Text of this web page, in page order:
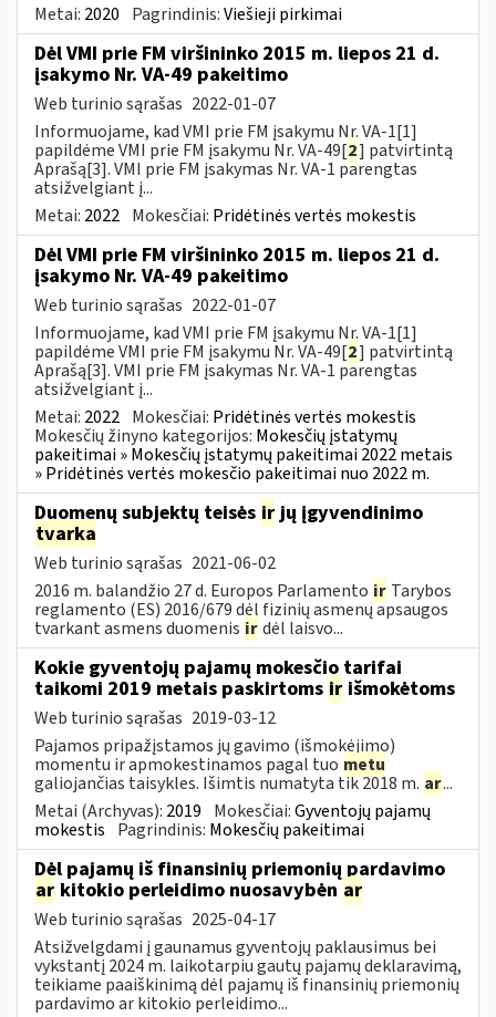
Metai: 2020 Pagrindinis:Viešieji pirkimai
Dėl VMI prie FM viršininko 2015 m. liepos 21 d.
įsakymo Nr. VA-49 pakeitimo
Web turinio sąrašas 2022-01-07
Informuojame, kad VMI prie FM įsakymu Nr. VA-1[1]
papildėme VMI prie FM įsakymu Nr. VA-49[2] patvirtintą
Aprašą[3]. VMI prie FM įsakymas Nr. VA-1 parengtas
atsižvelgiant į...
Metai: 2022 Mokesčiai: Pridėtinės vertės mokestis
Dėl VMI prie FM viršininko 2015 m. liepos 21 d.
įsakymo Nr. VA-49 pakeitimo
Web turinio sąrašas 2022-01-07
Informuojame, kad VMI prie FM įsakymu Nr. VA-1[1]
papildėme VMI prie FM įsakymu Nr. VA-49[2] patvirtintą
Aprašą[3]. VMI prie FM įsakymas Nr. VA-1 parengtas
atsižvelgiant į...
Metai: 2022 Mokesčiai: Pridėtinės vertės mokestis
Mokesčių žinyno kategorijos: Mokesčių įstatymų
pakeitimai » Mokesčių įstatymų pakeitimai 2022 metais
» Pridėtinės vertės mokesčio pakeitimai nuo 2022 m.
Duomenų subjektų teisės irjų įgyvendinimo
tvarka
Web turinio sąrašas 2021-06-02
2016 m. balandžio 27 d. Europos Parlamento ir Tarybos
reglamento (ES) 2016/679 dėl fizinių asmenų apsaugos
tvarkant asmens duomenis irdėl laisvo...
Kokie gyventojų pajamų mokesčio tarifai
taikomi 2019 metais paskirtoms ir išmokėtoms
Web turinio sąrašas 2019-03-12
Pajamos pripažįstamos jų gavimo (išmokėjimo)
momentu ir apmokestinamos pagal tuo metu
galiojančias taisykles. Išimtis numatyta tik 2018 m. ar...
Metai (Archyvas): 2019 Mokesčiai:Gyventojų pajamų
mokestis Pagrindinis: Mokesčių pakeitimai
Dėl pajamų iš finansinių priemonių pardavimo
ar kitokio perleidimo nuosavybėn ar
Web turinio sąrašas 2025-04-17
Atsižvelgdami į gaunamus gyventojų paklausimus bei
vykstantį 2024 m. laikotarpiu gautų pajamų deklaravimą,
teikiame paaiškinimą dėl pajamų iš finansinių priemonių
pardavimo ar kitokio perleidimo...